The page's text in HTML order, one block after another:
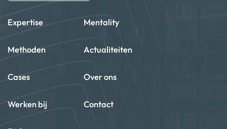
Expertise Mentality
Methoden Actualiteiten
Cases Over ons
Werken bij Contact